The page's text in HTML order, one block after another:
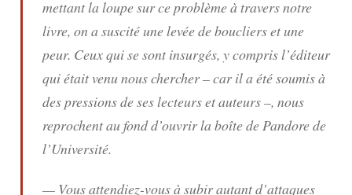
mettant la loupe sur ce problème à travers notre
livre, on a suscité une levée de boucliers et une
peur. Ceux qui se sont insurgés, y compris l’éditeur
qui était venu nous chercher – car il a été soumis à
des pressions de ses lecteurs et auteurs –, nous
reprochent au fond d’ouvrir la boîte de Pandore de
l’Université.
— Vous attendiez-vous à subir autant d’attaques